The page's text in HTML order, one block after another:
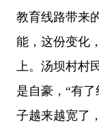
教育线路带来
能，这份变化
上。汤坝村村
是自豪，“有
子越来越宽了